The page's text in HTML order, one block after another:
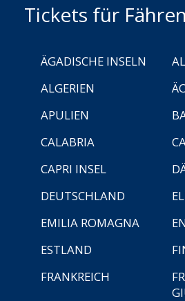
Tickets für
ÄGADISCHE INSELN
ALGERIEN
APULIEN
CALABRIA
CAPRI INSEL
DEUTSCHLAND
EMILIA ROMAGNA
ESTLAND
FRANKREICH